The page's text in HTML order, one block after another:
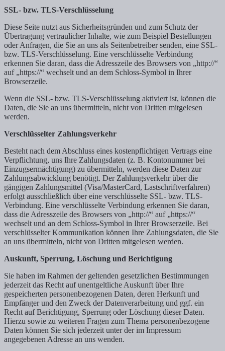
SSL- bzw. TLS-Verschlüsselung
Diese Seite nutzt aus Sicherheitsgründen und zum Schutz der
Übertragung vertraulicher Inhalte, wie zum Beispiel Bestellungen
oder Anfragen, die Sie an uns als Seitenbetreiber senden, eine SSL-
bzw. TLS-Verschlüsselung. Eine verschlüsselte Verbindung
erkennen Sie daran, dass die Adresszeile des Browsers von „http://“
auf „https://“ wechselt und an dem Schloss-Symbol in Ihrer
Browserzeile.
Wenn die SSL- bzw. TLS-Verschlüsselung aktiviert ist, können die
Daten, die Sie an uns übermitteln, nicht von Dritten mitgelesen
werden.
Verschlüsselter Zahlungsverkehr
Besteht nach dem Abschluss eines kostenpflichtigen Vertrags eine
Verpflichtung, uns Ihre Zahlungsdaten (z. B. Kontonummer bei
Einzugsermächtigung) zu übermitteln, werden diese Daten zur
Zahlungsabwicklung benötigt. Der Zahlungsverkehr über die
gängigen Zahlungsmittel (Visa/MasterCard, Lastschriftverfahren)
erfolgt ausschließlich über eine verschlüsselte SSL- bzw. TLS-
Verbindung. Eine verschlüsselte Verbindung erkennen Sie daran,
dass die Adresszeile des Browsers von „http://“ auf „https://“
wechselt und an dem Schloss-Symbol in Ihrer Browserzeile. Bei
verschlüsselter Kommunikation können Ihre Zahlungsdaten, die Sie
an uns übermitteln, nicht von Dritten mitgelesen werden.
Auskunft, Sperrung, Löschung und Berichtigung
Sie haben im Rahmen der geltenden gesetzlichen Bestimmungen
jederzeit das Recht auf unentgeltliche Auskunft über Ihre
gespeicherten personenbezogenen Daten, deren Herkunft und
Empfänger und den Zweck der Datenverarbeitung und ggf. ein
Recht auf Berichtigung, Sperrung oder Löschung dieser Daten.
Hierzu sowie zu weiteren Fragen zum Thema personenbezogene
Daten können Sie sich jederzeit unter der im Impressum
angegebenen Adresse an uns wenden.